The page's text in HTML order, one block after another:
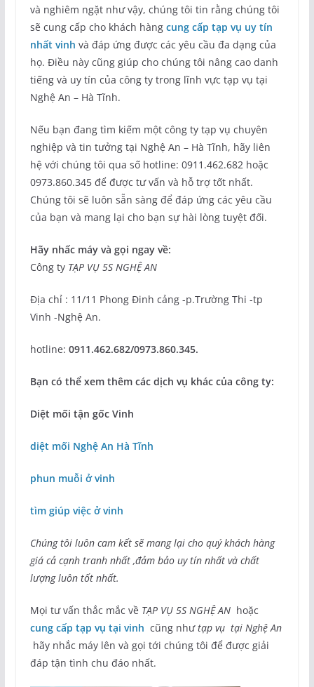
và nghiêm ngặt như vậy, chúng tôi tin rằng chúng tôi
sẽ cung cấp cho khách hàng cung cấp tạp vụ uy tín
nhất vinh và đáp ứng được các yêu cầu đa dạng của
họ. Điều này cũng giúp cho chúng tôi nâng cao danh
tiếng và uy tín của công ty trong lĩnh vực tạp vụ tại
Nghệ An – Hà Tĩnh.
Nếu bạn đang tìm kiếm một công ty tạp vụ chuyên
nghiệp và tin tưởng tại Nghệ An – Hà Tĩnh, hãy liên
hệ với chúng tôi qua số hotline: 0911.462.682 hoặc
0973.860.345 để được tư vấn và hỗ trợ tốt nhất.
Chúng tôi sẽ luôn sẵn sàng để đáp ứng các yêu cầu
của bạn và mang lại cho bạn sự hài lòng tuyệt đối.
Hãy nhấc máy và gọi ngay về:
Công ty TẠP VỤ 5S NGHỆ AN
Địa chỉ : 11/11 Phong Đinh cảng -p.Trường Thi -tp
Vinh -Nghệ An.
hotline: 0911.462.682/0973.860.345.
Bạn có thể xem thêm các dịch vụ khác của công ty:
Diệt mối tận gốc Vinh
diệt mối Nghệ An Hà Tĩnh
phun muỗi ở vinh
tìm giúp việc ở vinh
Chúng tôi luôn cam kết sẽ mang lại cho quý khách hàng
giá cả cạnh tranh nhất ,đảm bảo uy tín nhất và chất
lượng luôn tốt nhất.
Mọi tư vấn thắc mắc về TẠP VỤ 5S NGHỆ AN hoặc
cung cấp tạp vụ tại vinh cũng nhưtạp vụ tại Nghệ An
hãy nhắc máy lên và gọi tới chúng tôi để được giải
đáp tận tình chu đáo nhất.